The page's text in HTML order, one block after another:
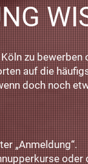
zu
auf die
doch noch
„Anmeldung“.